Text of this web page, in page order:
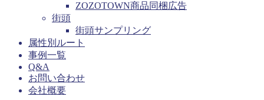
ZOZOTOWN商品同梱広告
街頭
街頭サンプリング
属性別ルート
事例一覧
Q&A
お問い合わせ
会社概要